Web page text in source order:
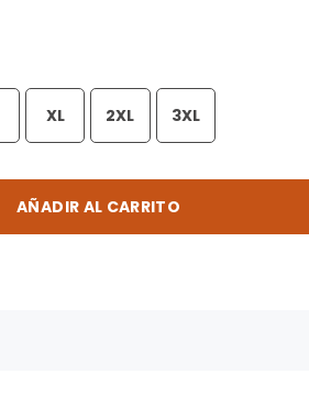
XL 2XL 3XL
AÑADIR AL CARRITO